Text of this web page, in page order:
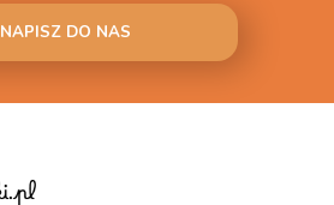
NAPISZ DO NAS